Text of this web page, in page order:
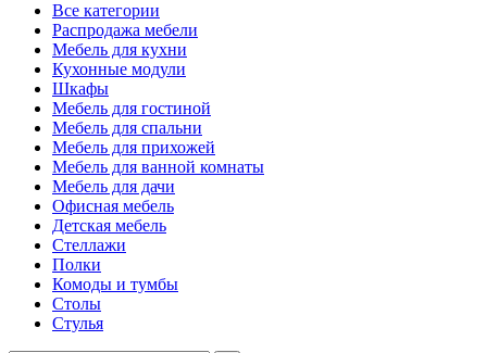
Все категории
Распродажа мебели
Мебель для кухни
Кухонные модули
Шкафы
Мебель для гостиной
Мебель для спальни
Мебель для прихожей
Мебель для ванной комнаты
Мебель для дачи
Офисная мебель
Детская мебель
Стеллажи
Полки
Комоды и тумбы
Столы
Стулья